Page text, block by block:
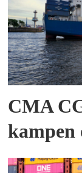
CMA
kampen